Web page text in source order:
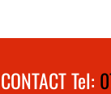
CONTACT Tel: